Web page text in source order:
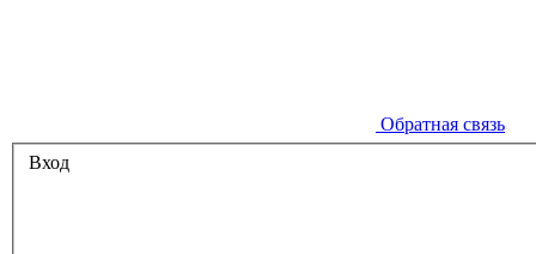
Обратная связь
Вход